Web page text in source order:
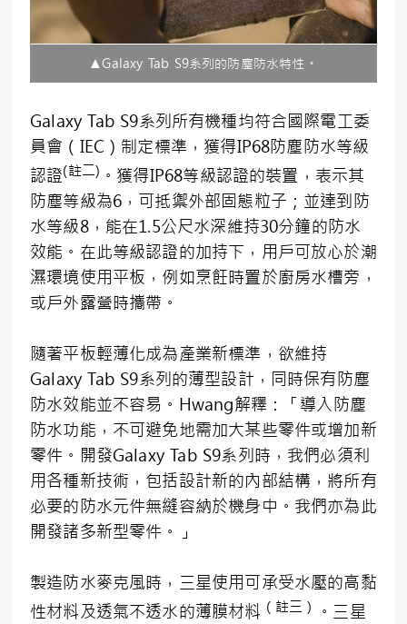
▲Galaxy Tab S9系列的防塵防水特性。
Galaxy Tab S9系列所有機種均符合國際電工委
員會（IEC）制定標準，獲得IP68防塵防水等級
認證(註二) 。獲得IP68等級認證的裝置，表示其
防塵等級為6，可抵禦外部固態粒子；並達到防
水等級8，能在1.5公尺水深維持30分鐘的防水
效能。在此等級認證的加持下，用戶可放心於潮
濕環境使用平板，例如烹飪時置於廚房水槽旁，
或戶外露營時攜帶。
隨著平板輕薄化成為產業新標準，欲維持
Galaxy Tab S9系列的薄型設計，同時保有防塵
防水效能並不容易。Hwang解釋：「導入防塵
防水功能，不可避免地需加大某些零件或增加新
零件。開發Galaxy Tab S9系列時，我們必須利
用各種新技術，包括設計新的內部結構，將所有
必要的防水元件無縫容納於機身中。我們亦為此
開發諸多新型零件。」
製造防水麥克風時，三星使用可承受水壓的高黏
性材料及透氣不透水的薄膜材料 （註三） 。三星